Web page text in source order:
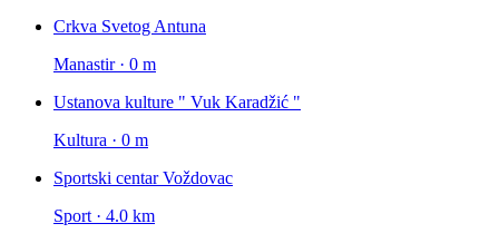
Crkva Svetog Antuna
Manastir · 0 m
Ustanova kulture " Vuk Karadžić "
Kultura · 0 m
Sportski centar Voždovac
Sport · 4.0 km